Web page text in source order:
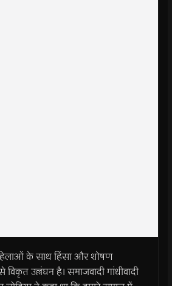
के साथ हिंसा और शोषण
विकृत उल्लंघन है। समाजवादी गांधीवादी